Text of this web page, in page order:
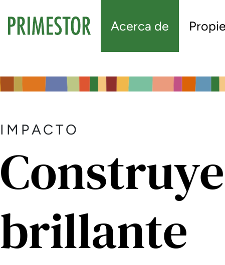
Acerca de
IMPACTO
brillante